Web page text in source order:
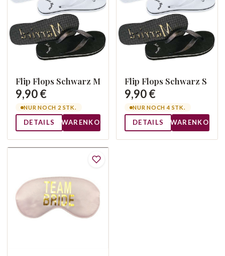
Flip Flops Schwarz M
9,90 €
NUR NOCH 2 STK.
DETAILS WARENKORB
Flip Flops Schwarz S
9,90 €
NUR NOCH 4 STK.
DETAILS WARENKORB